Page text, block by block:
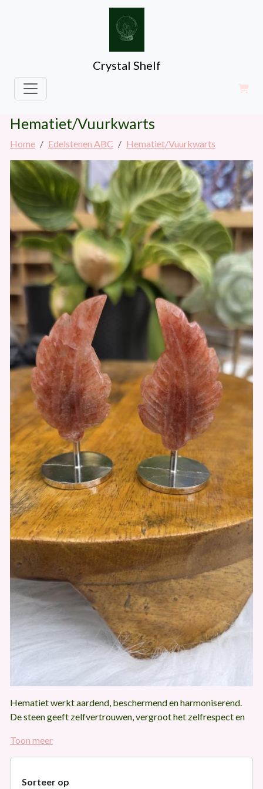
Crystal Shelf
Hematiet/Vuurkwarts
Home Edelstenen ABC Hematiet/Vuurkwarts
Hematiet werkt aardend, beschermend en harmoniserend.
De steen geeft zelfvertrouwen, vergroot het zelfrespect en
verbetert de concentratie en het geheugen. Het is een goede
steen om te dragen als hulp bij verslavingen en
Toon meer
Sorteer op